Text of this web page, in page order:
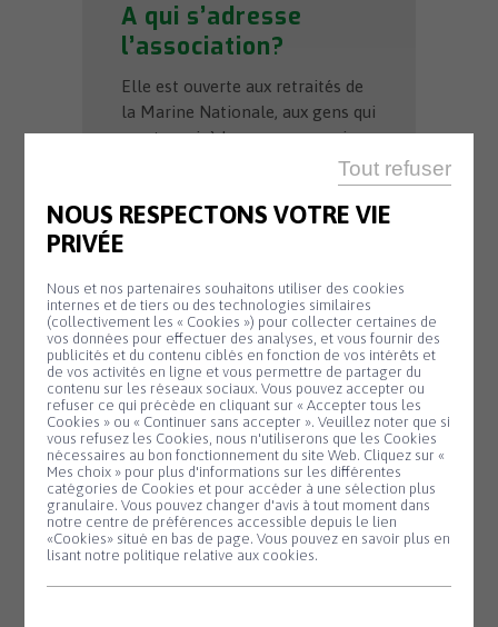
Panneau de gestion des cookies
NOUS RESPECTONS VOTRE VIE
PRIVÉE
Nous et nos partenaires souhaitons utiliser des cookies
internes et de tiers ou des technologies similaires
(collectivement les « Cookies ») pour collecter certaines de
vos données pour effectuer des analyses, et vous fournir des
publicités et du contenu ciblés en fonction de vos intérêts et
de vos activités en ligne et vous permettre de partager du
contenu sur les réseaux sociaux. Vous pouvez accepter ou
refuser ce qui précède en cliquant sur « Accepter tous les
Cookies » ou « Continuer sans accepter ». Veuillez noter que si
vous refusez les Cookies, nous n'utiliserons que les Cookies
nécessaires au bon fonctionnement du site Web. Cliquez sur «
Mes choix » pour plus d'informations sur les différentes
catégories de Cookies et pour accéder à une sélection plus
granulaire. Vous pouvez changer d'avis à tout moment dans
notre centre de préférences accessible depuis le lien
«Cookies» situé en bas de page. Vous pouvez en savoir plus en
lisant notre politique relative aux cookies.
Tout refuser
A qui s’adresse
l’association?
Elle est ouverte aux retraités de
la Marine Nationale, aux gens qui
y ont servi, à leurs veuves mais
sympathisan sensible à cette
cause.
L’association est donc
régulier avec les actifs de la
Marine Nationale, notamment
pour garder le contact avec les
nouvelles générations et
évolutions de la Marine
Nationale et afin d’être à leur
écoute.
La section participe activement
aux manifestations
patriotiquesde la commune et
du canton avec leur drapeau dans
un devoir de mémoire